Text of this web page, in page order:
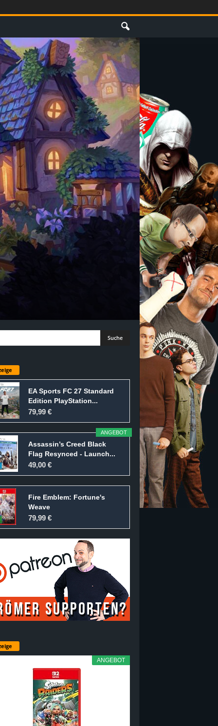
EA Sports FC 27 Standard
Edition PlayStation...
79,99 €
ANGEBOT
Assassin’s Creed Black
Flag Resynced - Launch...
49,00 €
Fire Emblem: Fortune's
Weave
79,99 €
ANGEBOT